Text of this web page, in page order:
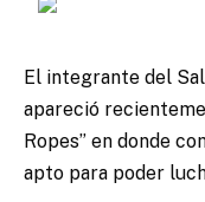
El integrante del
apareció
Ropes” en donde
apto para poder